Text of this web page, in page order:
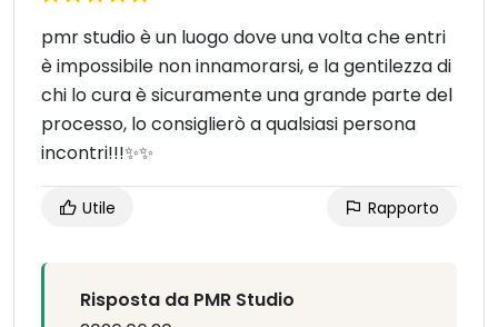
pmr studio è un luogo dove una volta che entri
è impossibile non innamorarsi, e la gentilezza di
chi lo cura è sicuramente una grande parte del
processo, lo consiglierò a qualsiasi persona
incontri!!!✨✨
Utile Rapporto
Risposta da PMR Studio